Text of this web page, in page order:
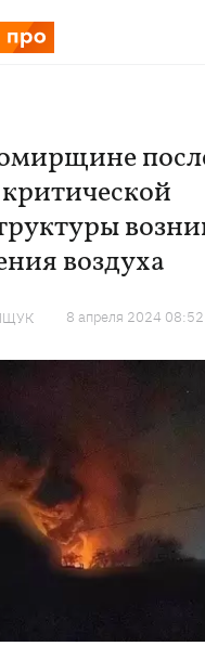
воздуха
8 апреля 2024 08:52